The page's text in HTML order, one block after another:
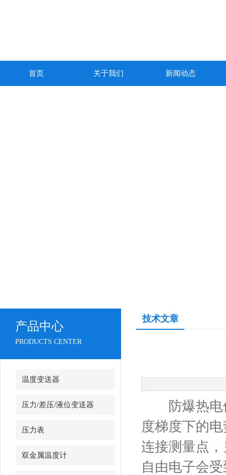
首页 关于我们 新闻动态
产品中心
PRODUCTS CENTER
温度变送器
压力/差压/液位变送器
压力表
双金属温度计
技术文章
防爆热电偶
度梯度下的
连接测量点
自由电子会